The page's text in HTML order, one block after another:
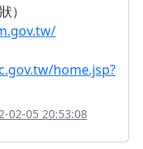
）
home.jsp?
02-05 20:53:08